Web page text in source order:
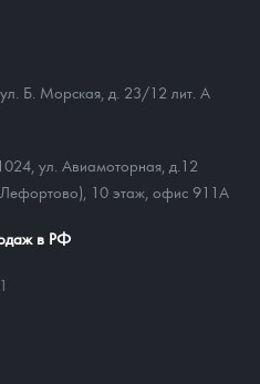
ул. Б. Морская, д. 23/12 лит. А
ул. Авиамоторная, д.12
Лефортово), 10 этаж, офис 911А
в РФ